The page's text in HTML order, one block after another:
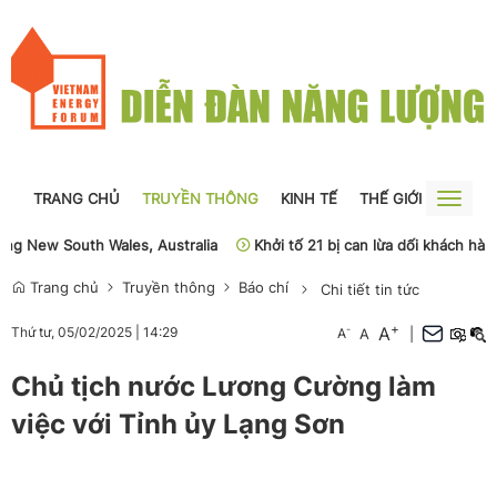
TRANG CHỦ TRUYỀN THÔNG KINH TẾ THẾ GIỚI
Toggle
South Wales, Australia
Khởi tố 21 bị can lừa dối khách hàng về
Trang chủ Truyền thông Báo chí Chi tiết tin tức
Thứ tư, 05/02/2025 14:29 A- A A+
Chủ tịch nước Lương Cường làm
việc với Tỉnh ủy Lạng Sơn